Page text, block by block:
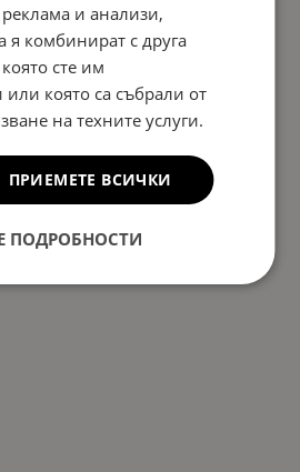
и анализи,
я комбинират с друга
сте им
или която са събрали от
на техните услуги.
ПРИЕМЕТЕ ВСИЧКИ
ПОДРОБНОСТИ